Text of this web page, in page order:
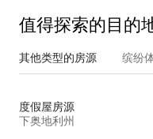
值得探索的目的
其他类型的房源 缤纷
度假屋房源
下奥地利州